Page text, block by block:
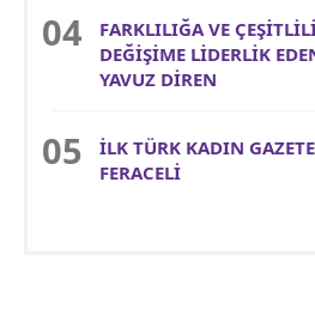
FARKLILIĞA VE
DEĞİŞİME LİDERLİK
YAVUZ DİREN
İLK TÜRK KADIN
FERACELİ